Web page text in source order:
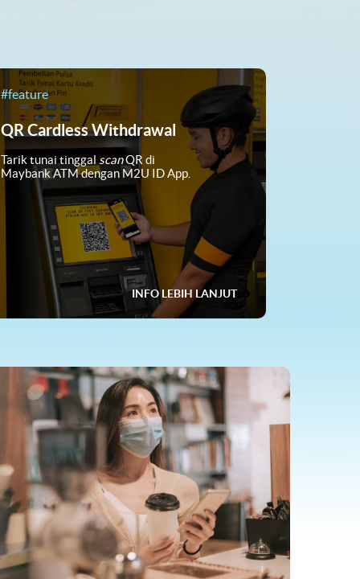
#feature
QR Cardless Withdrawal
Tarik tunai tinggalscanQR di
Maybank ATM dengan M2U ID App.
INFO LEBIH LANJUT